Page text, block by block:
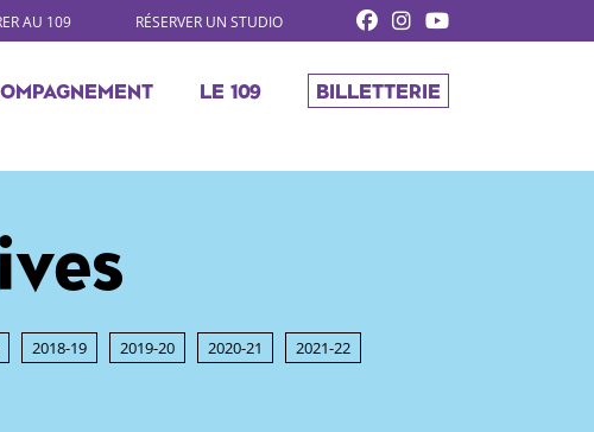
AU 109 RÉSERVER UN STUDIO
LE 109 BILLETTERIE
2018-19 2019-20 2020-21
2021-22